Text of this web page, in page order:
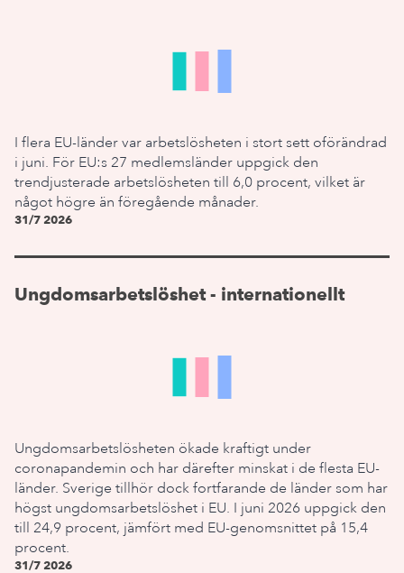
I flera EU-länder var arbetslösheten i stort sett oförändrad
i juni. För EU:s 27 medlemsländer uppgick den
trendjusterade arbetslösheten till 6,0 procent, vilket är
något högre än föregående månader.
31/7 2026
Ungdomsarbetslöshet - internationellt
Ungdomsarbetslösheten ökade kraftigt under
coronapandemin och har därefter minskat i de flesta EU-
länder. Sverige tillhör dock fortfarande de länder som har
högst ungdomsarbetslöshet i EU. I juni 2026 uppgick den
till 24,9 procent, jämfört med EU-genomsnittet på 15,4
procent.
31/7 2026